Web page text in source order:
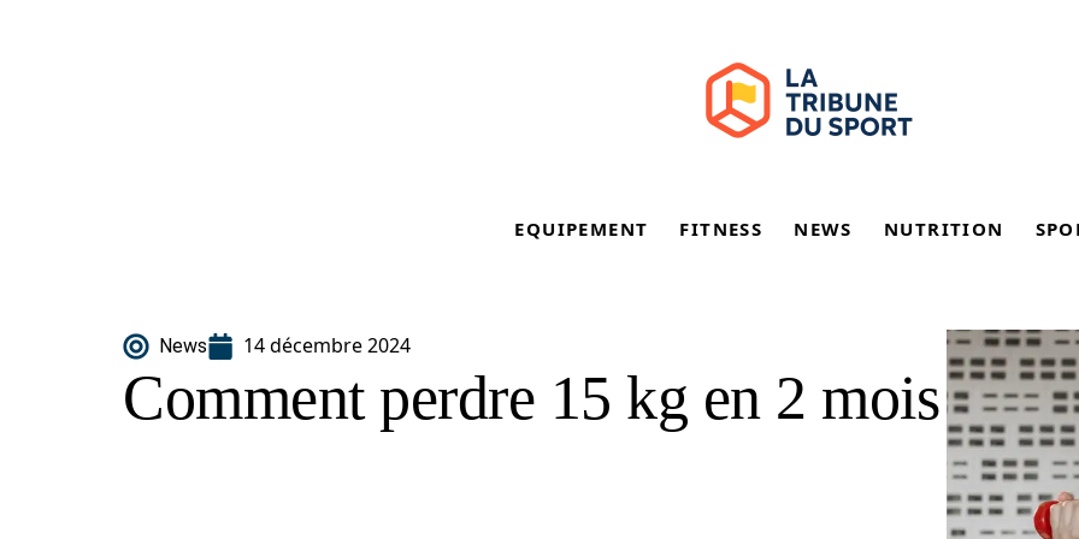
EQUIPEMENT FITNESS NEWS NUTRITION
News 14 décembre 2024
Comment perdre 15 kg en 2 mois